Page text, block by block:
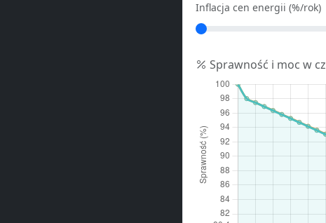
Inflacja cen energii (%/rok)
Sprawność i moc w